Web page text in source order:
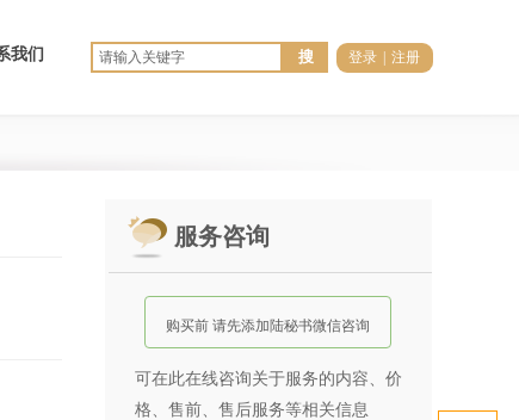
登录 注册
搜
我们
服务咨询
可在此在线咨询关于服务的内容、价
格、售前、售后服务等相关信息
购买前 请先添加陆秘书微信咨询